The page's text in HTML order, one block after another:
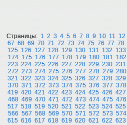
Страницы: 1 2 3 4 5 6 7 8 9 10 11 12
67 68 69 70 71 72 73 74 75 76 77 78
125 126 127 128 129 130 131 132 133
174 175 176 177 178 179 180 181 182
223 224 225 226 227 228 229 230 231
272 273 274 275 276 277 278 279 280
321 322 323 324 325 326 327 328 329
370 371 372 373 374 375 376 377 378
419 420 421 422 423 424 425 426 427
468 469 470 471 472 473 474 475 476
517 518 519 520 521 522 523 524 525
566 567 568 569 570 571 572 573 574
615 616 617 618 619 620 621 622 623